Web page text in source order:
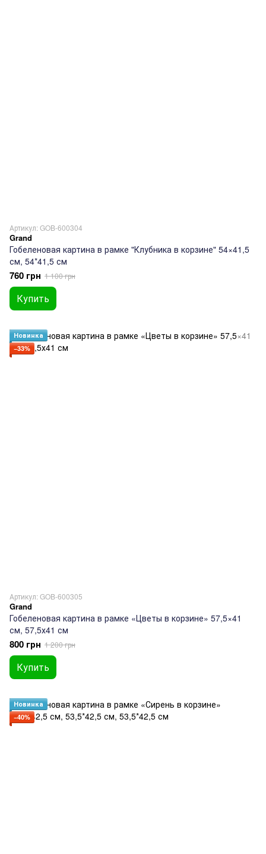
Артикул: GOB-600304
Grand
Гобеленовая картина в рамке "Клубника в корзине" 54×41,5
см, 54*41,5 см
760 грн 1 100 грн
Купить
Новинка
−33%
Артикул: GOB-600305
Grand
Гобеленовая картина в рамке «Цветы в корзине» 57,5×41
см, 57,5х41 см
800 грн 1 200 грн
Купить
Новинка
−40%